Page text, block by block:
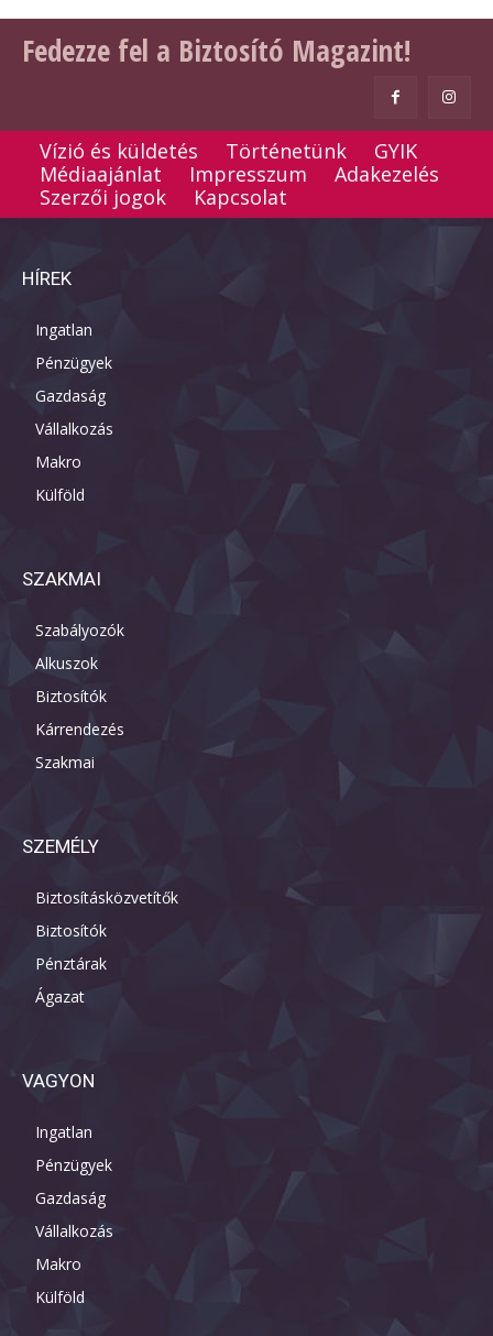
Fedezze fel a Biztosító Magazint!
Vízió és küldetés Történetünk
GYIK
Médiaajánlat
Impresszum
Adakezelés
Szerzői jogok
Kapcsolat
HÍREK
Ingatlan
Pénzügyek
Gazdaság
Vállalkozás
Makro
Külföld
SZAKMAI
Szabályozók
Alkuszok
Biztosítók
Kárrendezés
Szakmai
SZEMÉLY
Biztosításközvetítők
Biztosítók
Pénztárak
Ágazat
VAGYON
Ingatlan
Pénzügyek
Gazdaság
Vállalkozás
Makro
Külföld